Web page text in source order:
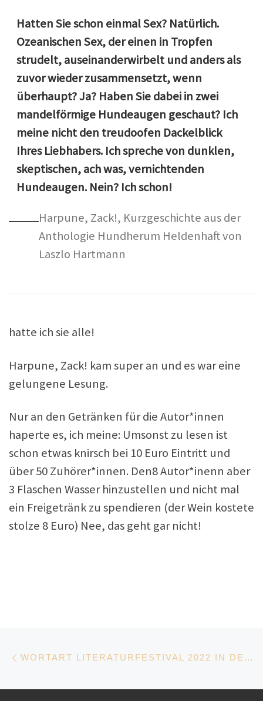
Hatten Sie schon einmal Sex? Natürlich.
Ozeanischen Sex, der einen in Tropfen
strudelt, auseinanderwirbelt und anders als
zuvor wieder zusammensetzt, wenn
überhaupt? Ja? Haben Sie dabei in zwei
mandelförmige Hundeaugen geschaut? Ich
meine nicht den treudoofen Dackelblick
Ihres Liebhabers. Ich spreche von dunklen,
skeptischen, ach was, vernichtenden
Hundeaugen. Nein? Ich schon!
Harpune, Zack!, Kurzgeschichte aus der
Anthologie Hundherum Heldenhaft von
Laszlo Hartmann
hatte ich sie alle!
Harpune, Zack! kam super an und es war eine
gelungene Lesung.
Nur an den Getränken für die Autor*innen
haperte es, ich meine: Umsonst zu lesen ist
schon etwas knirsch bei 10 Euro Eintritt und
über 50 Zuhörer*innen. Den8 Autor*inenn aber
3 Flaschen Wasser hinzustellen und nicht mal
ein Freigetränk zu spendieren (der Wein kostete
stolze 8 Euro) Nee, das geht gar nicht!
Beitragsnavigation WORTART LITERATURFESTIVAL 2022 IN DER FISCHHALLE HAMBURG-HARBURG